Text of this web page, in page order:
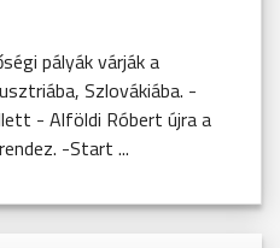
pályák várják a
Szlovákiába. -
- Alföldi Róbert újra a
-Start ...